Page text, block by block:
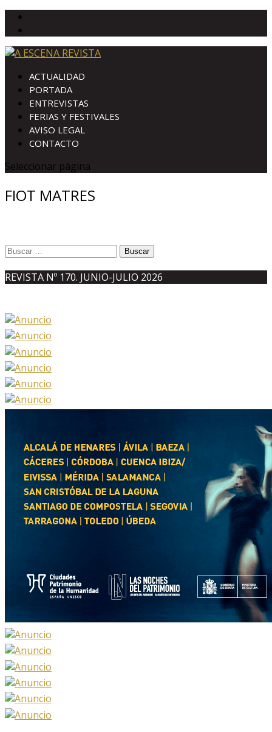
ACTUALIDAD
PORTADA
ENTREVISTAS
FERIAS Y FESTIVALES
AVISO LEGAL
CONTACTO
Seleccionar página
FIOT MATRES
Buscar:
REVISTA Nº 170. JUNIO-JULIO 2026